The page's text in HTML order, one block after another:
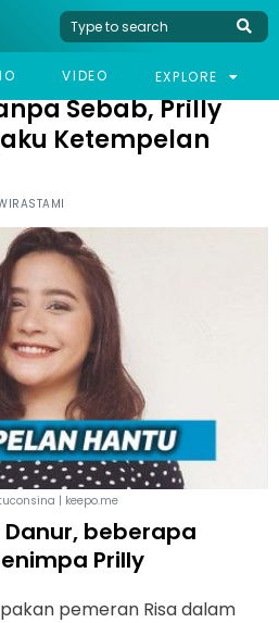
VIDEO EXPLORE
SEBAB, PRILLY LATUCONSINA NGAKU
Sebab, Prilly
Ketempelan
| keepo.me
beberapa
Prilly
pemeran Risa dalam